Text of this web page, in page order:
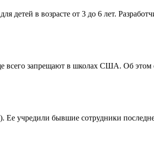
детей в возрасте от 3 до 6 лет.
запрещают в школах США. Об этом
учредили бывшие сотрудники